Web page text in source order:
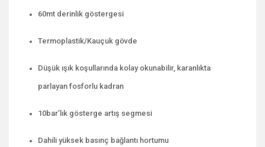
60mt derinlik göstergesi
Termoplastik/Kauçuk gövde
Düşük ışık koşullarında kolay okunabilir, karanlıkta
parlayan fosforlu kadran
10bar’lık gösterge artış segmesi
Dahili yüksek basınç bağlantı hortumu